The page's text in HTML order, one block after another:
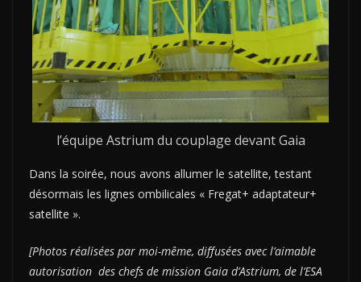
l’équipe Astrium du couplage devant Gaia
Dans la soirée, nous avons allumer le satellite, testant
désormais les lignes ombilicales « Fregat+ adaptateur+
satellite ».
[Photos réalisées par moi-même, diffusées avec l’aimable
autorisation des chefs de mission Gaia d’Astrium, de l’ESA